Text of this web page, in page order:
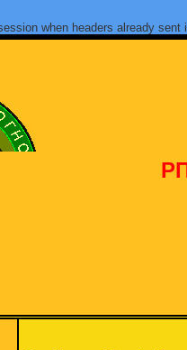
when headers already sent